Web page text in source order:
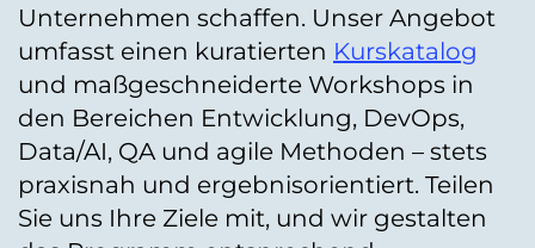
Unternehmen schaffen. Unser Angebot
umfasst einen kuratierten Kurskatalog
und maßgeschneiderte Workshops in
den Bereichen Entwicklung, DevOps,
Data/AI, QA und agile Methoden – stets
praxisnah und ergebnisorientiert. Teilen
Sie uns Ihre Ziele mit, und wir gestalten